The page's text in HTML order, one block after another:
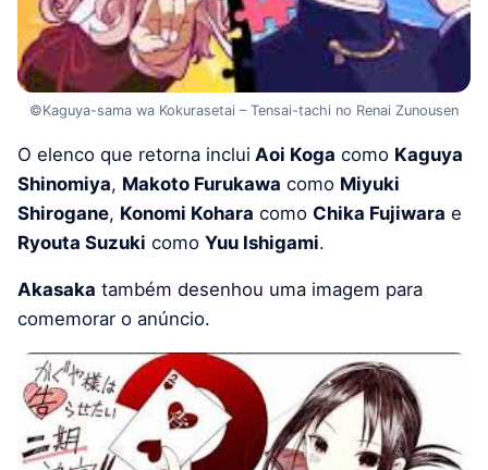
©Kaguya-sama wa Kokurasetai – Tensai-tachi no Renai Zunousen
O elenco que retorna inclui Aoi Koga como Kaguya
Shinomiya, Makoto Furukawa como Miyuki
Shirogane, Konomi Kohara como Chika Fujiwara e
Ryouta Suzuki como Yuu Ishigami.
Akasaka também desenhou uma imagem para
comemorar o anúncio.